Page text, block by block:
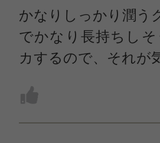
かなりしっかり潤う
でかなり長持ちし
カするので、それが